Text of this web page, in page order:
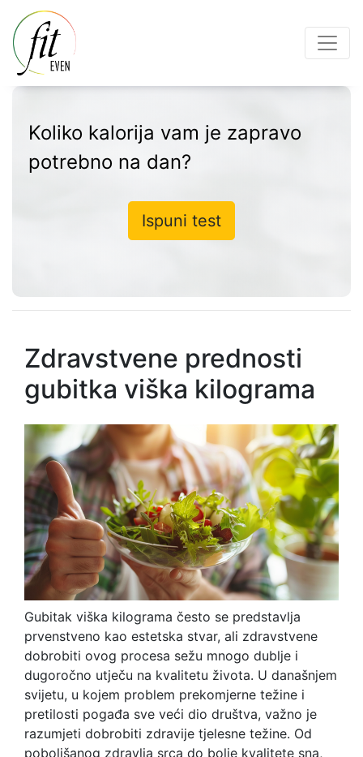
Koliko kalorija vam je zapravo
potrebno na dan?
Ispuni test
Zdravstvene prednosti
gubitka viška kilograma
Gubitak viška kilograma često se predstavlja
prvenstveno kao estetska stvar, ali zdravstvene
dobrobiti ovog procesa sežu mnogo dublje i
dugoročno utječu na kvalitetu života. U današnjem
svijetu, u kojem problem prekomjerne težine i
pretilosti pogađa sve veći dio društva, važno je
razumjeti dobrobiti zdravije tjelesne težine. Od
poboljšanog zdravlja srca do bolje kvalitete sna,